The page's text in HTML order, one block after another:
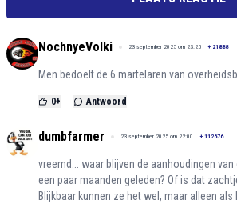
NochnyeVolki 23 september 2025 om 23:25 + 21888
Men bedoelt de 6 martelaren van
0+ Antwoord
dumbfarmer 23 september 2025 om 22:00 + 112676
vreemd... waar blijven de aanhoudingen
een paar maanden geleden? Of is dat
Blijkbaar kunnen ze het wel, maar alleen